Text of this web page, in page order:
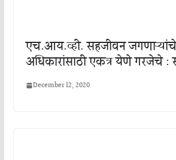
एच.आय.व्ही. सहजीवन
अधिकारांसाठी एकत्र येणे गरजेचे :
December 12, 2020